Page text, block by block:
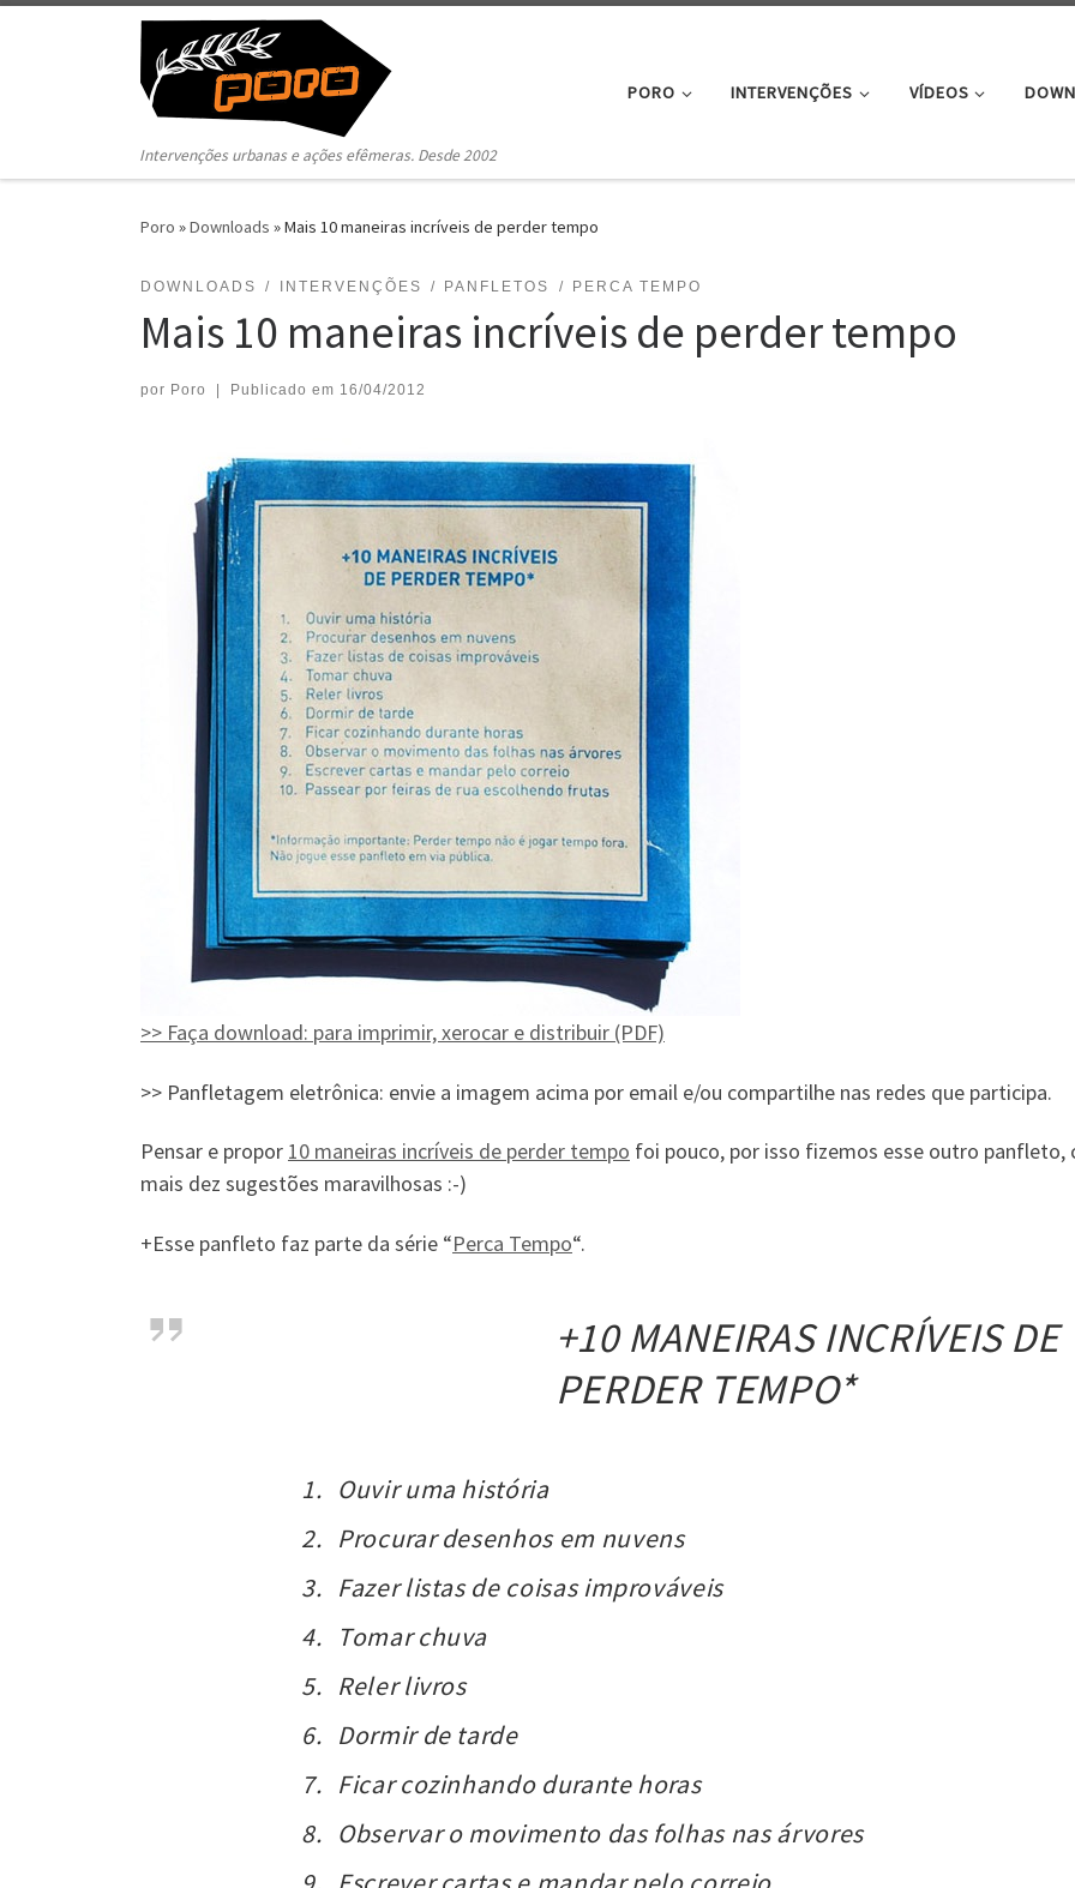
Pular para o conteúdo
Intervenções urbanas e ações efêmeras. Desde 2002
PORO INTERVENÇÕES VÍDEOS
Poro »Downloads »Mais 10 maneiras incríveis de perder tempo
DOWNLOADS INTERVENÇÕES PANFLETOS PERCA TEMPO
Mais 10 maneiras incríveis de perder tempo
por Poro Publicado em 16/04/2012
>> Faça download: para imprimir, xerocar e distribuir (PDF)
>> Panfletagem eletrônica: envie a imagem acima por email e/ou compartilhe nas redes que participa.
Pensar e propor 10 maneiras incríveis de perder tempo foi pouco, por isso fizemos esse outro panfleto,
mais dez sugestões maravilhosas :-)
+Esse panfleto faz parte da série “Perca Tempo“.
+10 MANEIRAS INCRÍVEIS DE
PERDER TEMPO*
Ouvir uma história
Procurar desenhos em nuvens
Fazer listas de coisas improváveis
Tomar chuva
Reler livros
Dormir de tarde
Ficar cozinhando durante horas
Observar o movimento das folhas nas árvores